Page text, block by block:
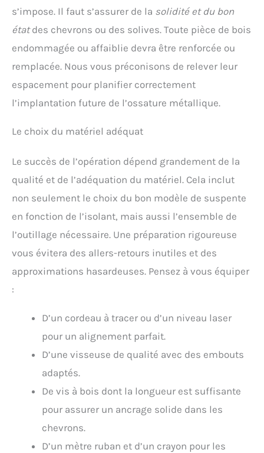
s’impose. Il faut s’assurer de la solidité et du bon
étatdes chevrons ou des solives. Toute pièce de bois
endommagée ou affaiblie devra être renforcée ou
remplacée. Nous vous préconisons de relever leur
espacement pour planifier correctement
l’implantation future de l’ossature métallique.
Le choix du matériel adéquat
Le succès de l’opération dépend grandement de la
qualité et de l’adéquation du matériel. Cela inclut
non seulement le choix du bon modèle de suspente
en fonction de l’isolant, mais aussi l’ensemble de
l’outillage nécessaire. Une préparation rigoureuse
vous évitera des allers-retours inutiles et des
approximations hasardeuses. Pensez à vous équiper
:
D’un cordeau à tracer ou d’un niveau laser
pour un alignement parfait.
D’une visseuse de qualité avec des embouts
adaptés.
De vis à bois dont la longueur est suffisante
pour assurer un ancrage solide dans les
chevrons.
D’un mètre ruban et d’un crayon pour les